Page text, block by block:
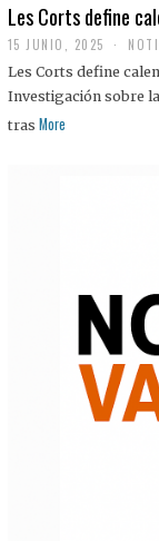
Les Corts define
15 JUNIO, 2025
Les Corts define
Investigación sobre
tras More